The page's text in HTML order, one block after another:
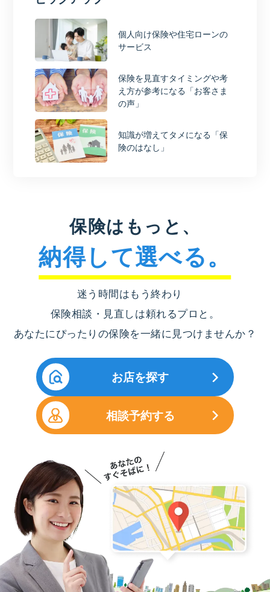
個人向け保険や住宅ローンの
サービス
保険を見直すタイミングや考
え方が参考になる「お客さま
の声」
知識が増えてタメになる「保
険のはなし」
保険はもっと、
納得して選べる。
迷う時間はもう終わり
保険相談・見直しは頼れるプロと。
あなたにぴったりの保険を一緒に見つけませんか？
お店を探す
相談予約する